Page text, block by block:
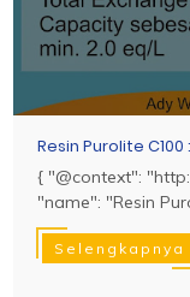
Resin Purolite C100
{ "@context":
"name": "Resin
Selengkapnya